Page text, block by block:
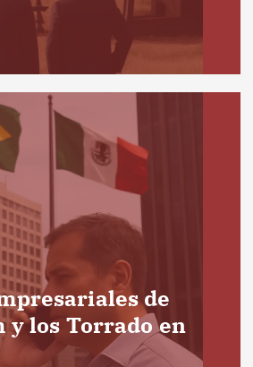
de
y los Torrado en